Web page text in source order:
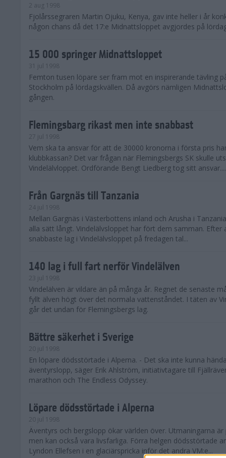
2 aug 1998
Fjolårssegraren Martin Ojuku, Kenya, gav inte heller i år
någon chans då det 17:e Midnattsloppet avgjordes på
15 000 springer Midnattsloppet
31 jul 1998
Femton tusen löpare ser fram mot en inspirerande tävling
Stockholm på lördagskvällen. Då avgörs nämligen
gången.
Flemingsbarg rikast men inte snabbast
27 jul 1998
Vem ska ta ansvar för att de 30000 kronorna i första pris
klubbkassan? Det var frågan när Flemingsbergs SK skulle
Vindelälvloppet. Ordförande Bengt Liedberg tog sitt
Från Gargnäs till Tanzania
24 jul 1998
Mellan Gargnäs i Västerbottens inland och Arusha i
alla sätt långt. Vindelälvsloppet har fört dem samman. Efter
snabbaste lag i Vindelälvsloppet på fredagen tal...
140 lag i full fart nerför Vindelälven
23 jul 1998
Vindelälven är vildare än på många år. Regnet de senaste
fyllt älven högt över det normala vattenståndet. I täten av
går det undan för Flemingsbergs lag.
Bättre säkerhet i Sverige
20 jul 1998
En löpare dödsstörtade i Alperna. - Det ska inte kunna
äventyrslopp, säger Erik Ahlström, initiativtagare till
marathon och The Endless Odyssey.
Löpare dödsstörtade i Alperna
20 jul 1998
Äventyrs och bergslopp ökar världen över. Utmaningarna
men kan också vara livsfarliga. Förra helgen dödsstörtade
Lyndon Ellefsen i en glaciärspricka inför det andra VM:e...